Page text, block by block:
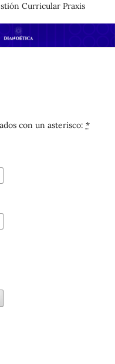
Curricular Praxis
con un asterisco: *